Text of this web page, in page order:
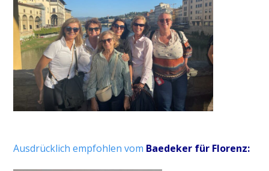
Ausdrücklich empfohlen vom Baedeker für Florenz: